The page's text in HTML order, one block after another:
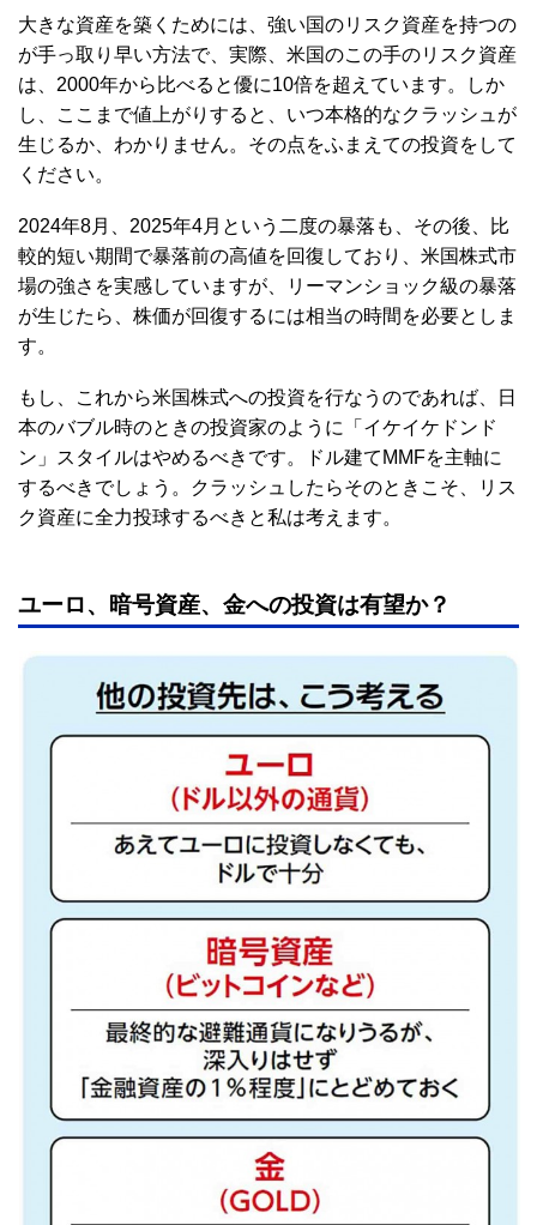
大きな資産を築くためには、強い国のリスク資産を持つの
が手っ取り早い方法で、実際、米国のこの手のリスク資産
は、2000年から比べると優に10倍を超えています。しか
し、ここまで値上がりすると、いつ本格的なクラッシュが
生じるか、わかりません。その点をふまえての投資をして
ください。
2024年8月、2025年4月という二度の暴落も、その後、比
較的短い期間で暴落前の高値を回復しており、米国株式市
場の強さを実感していますが、リーマンショック級の暴落
が生じたら、株価が回復するには相当の時間を必要としま
す。
もし、これから米国株式への投資を行なうのであれば、日
本のバブル時のときの投資家のように「イケイケドンド
ン」スタイルはやめるべきです。ドル建てMMFを主軸に
するべきでしょう。クラッシュしたらそのときこそ、リス
ク資産に全力投球するべきと私は考えます。
ユーロ、暗号資産、金への投資は有望か？